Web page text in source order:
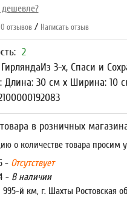
0 отзывов / Написать отзыв
2
ГирляндаИз 3-х, Спаси и
Длина: 30 см x Ширина: 10
в розничных
о количестве товара просим
- Отсутствует
- В наличии
995-й км, г. Шахты Ростовская